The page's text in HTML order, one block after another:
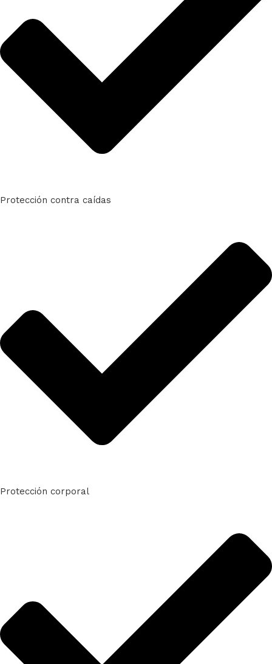
Protección contra caídas
Protección corporal